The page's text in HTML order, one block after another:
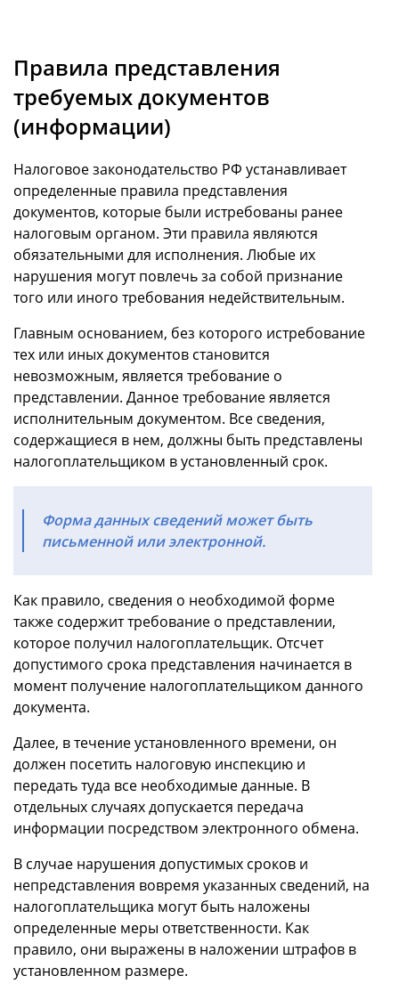
Правила представления
требуемых документов
(информации)
Налоговое законодательство РФ устанавливает
определенные правила представления
документов, которые были истребованы ранее
налоговым органом. Эти правила являются
обязательными для исполнения. Любые их
нарушения могут повлечь за собой признание
того или иного требования недействительным.
Главным основанием, без которого истребование
тех или иных документов становится
невозможным, является требование о
представлении. Данное требование является
исполнительным документом. Все сведения,
содержащиеся в нем, должны быть представлены
налогоплательщиком в установленный срок.
Форма данных сведений может быть
письменной или электронной.
Как правило, сведения о необходимой форме
также содержит требование о представлении,
которое получил налогоплательщик. Отсчет
допустимого срока представления начинается в
момент получение налогоплательщиком данного
документа.
Далее, в течение установленного времени, он
должен посетить налоговую инспекцию и
передать туда все необходимые данные. В
отдельных случаях допускается передача
информации посредством электронного обмена.
В случае нарушения допустимых сроков и
непредставления вовремя указанных сведений, на
налогоплательщика могут быть наложены
определенные меры ответственности. Как
правило, они выражены в наложении штрафов в
установленном размере.